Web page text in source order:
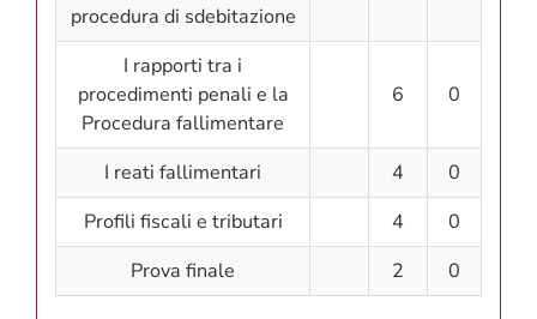
procedura di sdebitazione
I rapporti tra i
procedimenti penali e la
Procedura fallimentare
6 0
I reati fallimentari 4
0
Profili fiscali e tributari
4
0
Prova finale
2 0